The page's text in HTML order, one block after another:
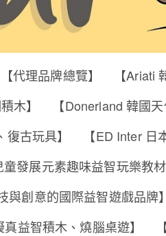
【代理品牌總覽】 【Ariati
木】
【Donerland 韓國
古玩具】
【ED Inter 日
發展元素趣味益智玩樂教材
與創意的國際益智遊戲品牌】
益智積木、燒腦桌遊】